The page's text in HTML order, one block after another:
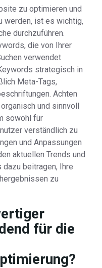
zu optimieren und
werden, ist es wichtig,
durchzuführen.
die von Ihrer
verwendet
strategisch in
Meta-Tags,
Achten
und sinnvoll
sowohl für
verständlich zu
und Anpassungen
aktuellen Trends und
beitragen, Ihre
zu
für die